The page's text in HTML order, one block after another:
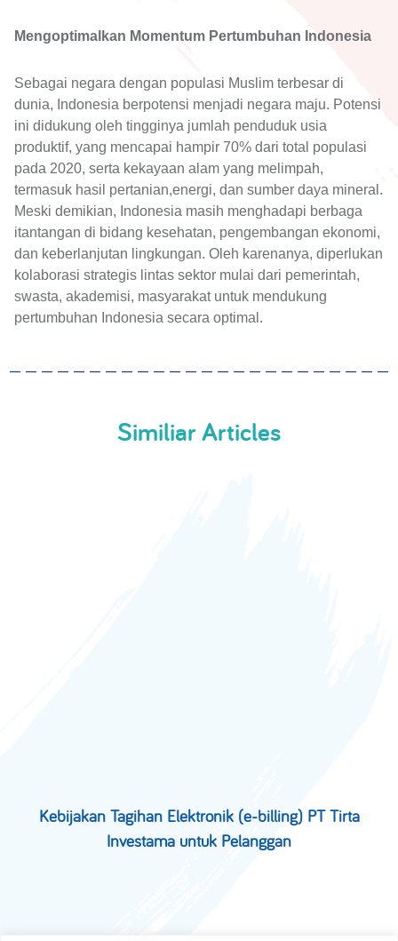
Mengoptimalkan Momentum Pertumbuhan Indonesia
Sebagai negara dengan populasi Muslim terbesar di
dunia, Indonesia berpotensi menjadi negara maju. Potensi
ini didukung oleh tingginya jumlah penduduk usia
produktif, yang mencapai hampir 70% dari total populasi
pada 2020, serta kekayaan alam yang melimpah,
termasuk hasil pertanian,energi, dan sumber daya mineral.
Meski demikian, Indonesia masih menghadapi berbaga
itantangan di bidang kesehatan, pengembangan ekonomi,
dan keberlanjutan lingkungan. Oleh karenanya, diperlukan
kolaborasi strategis lintas sektor mulai dari pemerintah,
swasta, akademisi, masyarakat untuk mendukung
pertumbuhan Indonesia secara optimal.
Similiar Articles
Kebijakan Tagihan Elektronik (e-billing) PT Tirta
Investama untuk Pelanggan